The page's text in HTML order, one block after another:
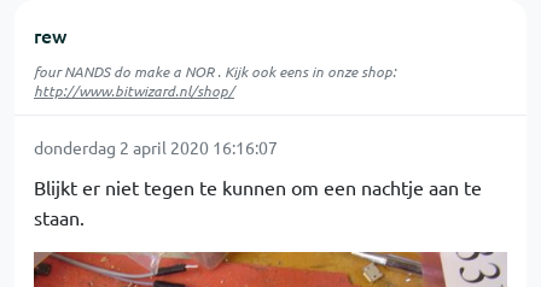
rew
four NANDS do make a NOR . Kijk ook eens in onze shop:
http://www.bitwizard.nl/shop/
donderdag 2 april 2020 16:16:07
Blijkt er niet tegen te kunnen om een nachtje aan te
staan.